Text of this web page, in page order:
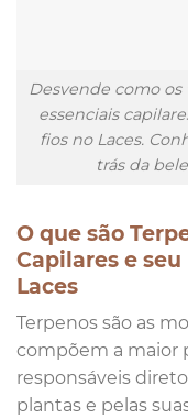
Desvende como
essenciais
fios no Laces.
trás da
O que são
Capilares e
Laces
Terpenos são as
compõem a maior
responsáveis
plantas e pelas